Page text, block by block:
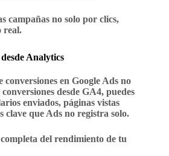
campañas no solo por clics,
real.
Analytics
conversiones en Google Ads no
desde GA4, puedes
enviados, páginas vistas
clave que Ads no registra solo.
del rendimiento de tu